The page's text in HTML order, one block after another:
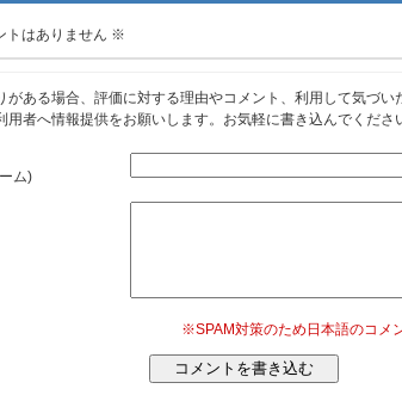
トはありません ※
がある場合、評価に対する理由やコメント、利用して気づい
用者へ情報提供をお願いします。お気軽に書き込んでくださ
ム)
※SPAM対策のため日本語のコメ